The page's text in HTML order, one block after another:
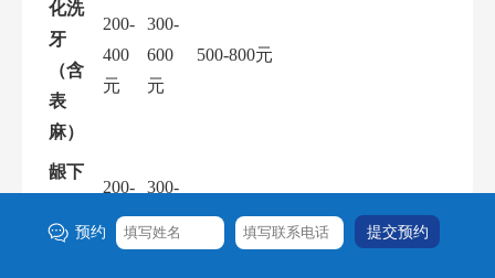
化洗
牙
（含
表
麻）
200-
400
元
300-
600
元
500-800元
龈下
（单
200-
500
元/
300-
800
元/象
600-1200元/象限
预约